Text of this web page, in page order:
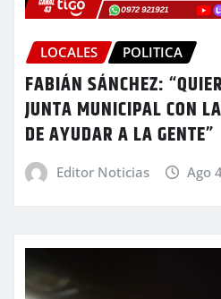
LOCALES POLITICA
FABIÁN SÁNCHEZ:
JUNTA MUNICIPAL CON
DE AYUDAR A LA GENTE”
Editor Noticias Ago